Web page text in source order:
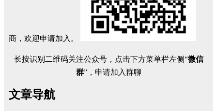
商，欢迎申请加入。
长按识别二维码关注公众号，点击下方菜单栏左侧“微信
群”，申请加入群聊
文章导航